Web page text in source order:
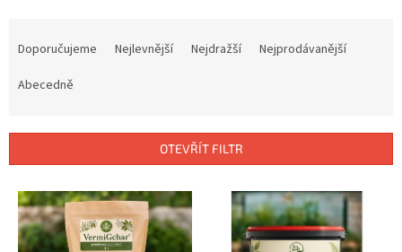
r
Doporučujeme Nejlevnější Nejdražší
Nejprodávanější
Abecedně
OTEVŘÍT FILTR
V
p